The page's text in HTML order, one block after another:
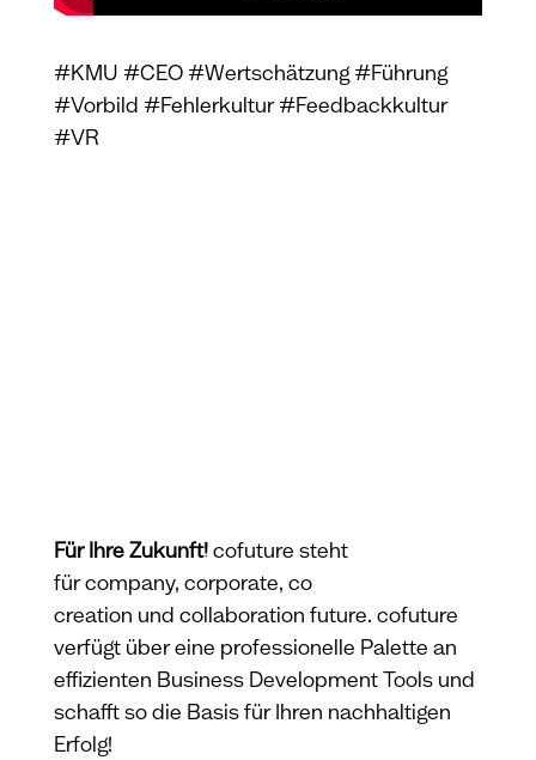
#KMU #CEO #Wertschätzung #Führung
#Vorbild #Fehlerkultur #Feedbackkultur
#VR
Für Ihre Zukunft!cofuture steht
für company, corporate, co
creation und collaboration future. cofuture
verfügt über eine professionelle Palette an
effizienten Business Development Tools und
schafft so die Basis für Ihren nachhaltigen
Erfolg!